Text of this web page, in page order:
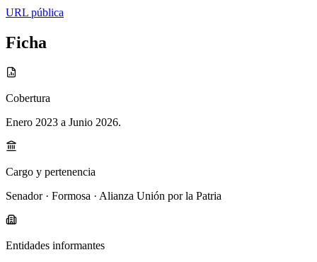
URL pública
Ficha
Cobertura
Enero 2023 a Junio 2026.
Cargo y pertenencia
Senador · Formosa · Alianza Unión por la Patria
Entidades informantes